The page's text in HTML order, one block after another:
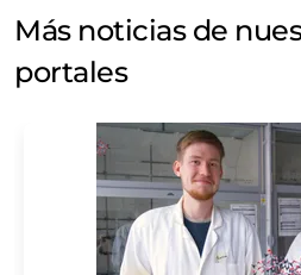
Más noticias de
portales